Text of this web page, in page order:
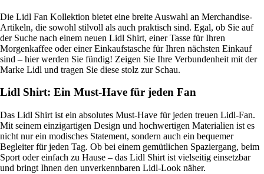
Die Lidl Fan Kollektion bietet eine breite Auswahl an Merchandise-
Artikeln, die sowohl stilvoll als auch praktisch sind. Egal, ob Sie auf
der Suche nach einem neuen Lidl Shirt, einer Tasse für Ihren
Morgenkaffee oder einer Einkaufstasche für Ihren nächsten Einkauf
sind – hier werden Sie fündig! Zeigen Sie Ihre Verbundenheit mit der
Marke Lidl und tragen Sie diese stolz zur Schau.
Lidl Shirt: Ein Must-Have für jeden Fan
Das Lidl Shirt ist ein absolutes Must-Have für jeden treuen Lidl-Fan.
Mit seinem einzigartigen Design und hochwertigen Materialien ist es
nicht nur ein modisches Statement, sondern auch ein bequemer
Begleiter für jeden Tag. Ob bei einem gemütlichen Spaziergang, beim
Sport oder einfach zu Hause – das Lidl Shirt ist vielseitig einsetzbar
und bringt Ihnen den unverkennbaren Lidl-Look näher.